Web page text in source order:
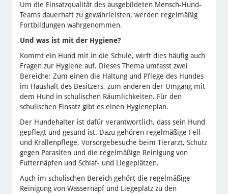
Um die Einsatzqualität des ausgebildeten Mensch-Hund-
Teams dauerhaft zu gewährleisten, werden regelmäßig
Fortbildungen wahrgenommen.
Und was ist mit der Hygiene?
Kommt ein Hund mit in die Schule, wirft dies häufig auch
Fragen zur Hygiene auf. Dieses Thema umfasst zwei
Bereiche: Zum einen die Haltung und Pflege des Hundes
im Haushalt des Besitzers, zum anderen der Umgang mit
dem Hund in schulischen Räumlichkeiten. Für den
schulischen Einsatz gibt es einen Hygieneplan.
Der Hundehalter ist dafür verantwortlich, dass sein Hund
gepflegt und gesund ist. Dazu gehören regelmäßige Fell-
und Krallenpflege, Vorsorgebesuche beim Tierarzt, Schutz
gegen Parasiten und die regelmäßige Reinigung von
Futternäpfen und Schlaf- und Liegeplätzen.
Auch im schulischen Bereich gehört die regelmäßige
Reinigung von Wassernapf und Liegeplatz zu den